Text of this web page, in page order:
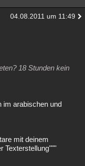
04.08.2011 um 11:49
18 Stunden kein
im arabischen und
mit deinem
Texterstellung"""